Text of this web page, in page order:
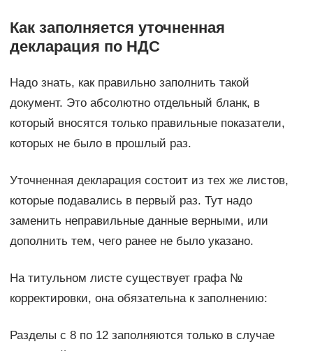
Как заполняется уточненная
декларация по НДС
Надо знать, как правильно заполнить такой
документ. Это абсолютно отдельный бланк, в
который вносятся только правильные показатели,
которых не было в прошлый раз.
Уточненная декларация состоит из тех же листов,
которые подавались в первый раз. Тут надо
заменить неправильные данные верными, или
дополнить тем, чего ранее не было указано.
На титульном листе существует графа №
корректировки, она обязательна к заполнению:
Разделы с 8 по 12 заполняются только в случае